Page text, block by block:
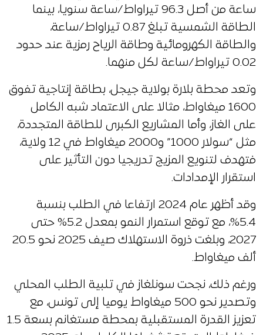
ساعة من أصل 96.3 تيراواط/ساعة سنويا، بينما
الطاقة الشمسية تبلغ 0.87 تيراواط/ساعة،
والطاقة الكهرومائية وطاقة الرياح رمزية عند حدود
0.02 تيراواط/ساعة لكل منهما.
وتعد محطة بلارة بولاية جيجل، بطاقة إنتاجية تفوق
1600 ميغاواط، مثالا على الاعتماد شبه الكامل
على الغاز، وأما المشاريع الكبرى للطاقة المتجددة،
مثل “سولار 1000” و2000 ميغاواط في 12 ولاية،
فتهدف لتنويع المزيج تدريجيا دون التأثير على
استقرار الإمدادات.
وقد أظهر عام 2024 ارتفاعا في الطلب بنسبة
5.4%، مع توقع استمرار النمو بمعدل 5.2% حتى
2027، وبلغت ذروة الاستهلاك صيف 2025 نحو 20.5
ألف ميغاواط.
ورغم ذلك، نجحت سونلغاز في تلبية الطلب المحلي
وتصدير نحو 500 ميغاواط يوميا إلى تونس، مع
تعزيز القدرة المستقبلية بمحطة مستغانم بسعة 1.5